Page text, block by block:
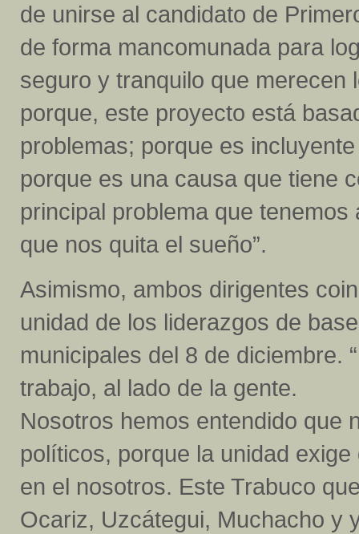
de unirse al candidato de
de forma mancomunada para
seguro y tranquilo que merecen
porque, este proyecto está
problemas; porque es
porque es una causa que tiene
principal problema que
que nos quita el sueño”.
Asimismo, ambos dirigentes
unidad de los liderazgos de
municipales del 8 de diciembre.
trabajo, al lado de la gente.
Nosotros hemos entendido que
políticos, porque la unidad
en el nosotros. Este Trabuco
Ocariz, Uzcátegui, Muchacho y